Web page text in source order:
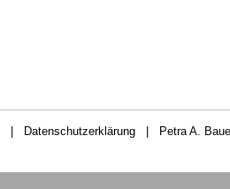
| Datenschutzerklärung | Petra A.